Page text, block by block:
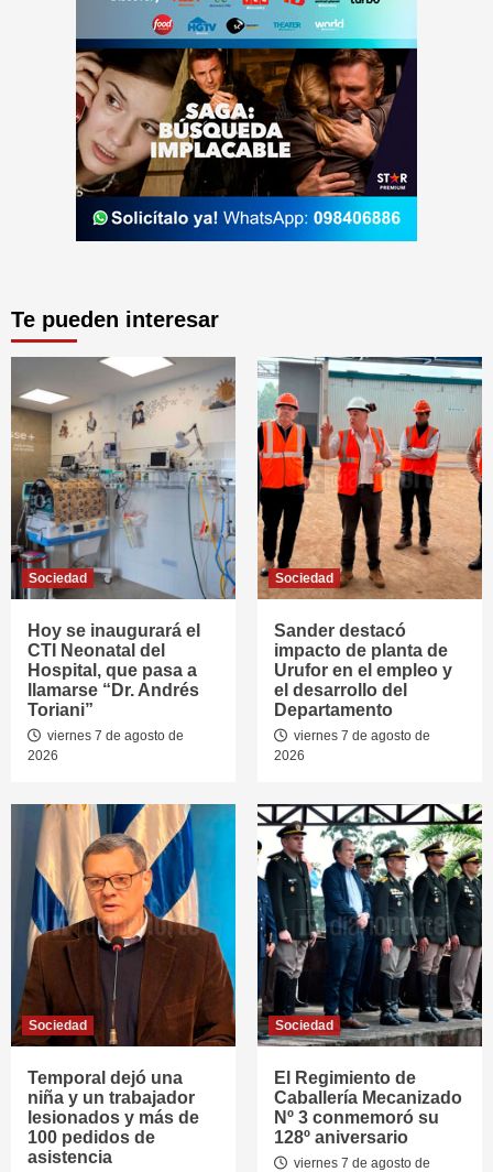
Te pueden interesar
Sociedad
Hoy se inaugurará el
CTI Neonatal del
Hospital, que pasa a
llamarse “Dr. Andrés
Toriani”
viernes 7 de agosto de
2026
Sociedad
Sander destacó
impacto de planta de
Urufor en el empleo y
el desarrollo del
Departamento
viernes 7 de agosto de
2026
Sociedad
Temporal dejó una
niña y un trabajador
lesionados y más de
100 pedidos de
asistencia
Sociedad
El Regimiento de
Caballería Mecanizado
Nº 3 conmemoró su
128º aniversario
viernes 7 de agosto de